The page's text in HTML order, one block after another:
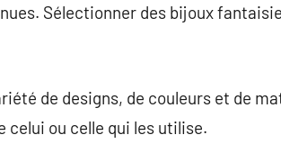
Sélectionner des bijoux
de designs, de couleurs et de
celui ou celle qui les utilise.